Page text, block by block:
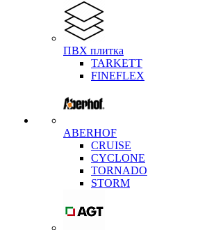
ПВХ плитка
TARKETT
FINEFLEX
ABERHOF
CRUISE
CYCLONE
TORNADO
STORM